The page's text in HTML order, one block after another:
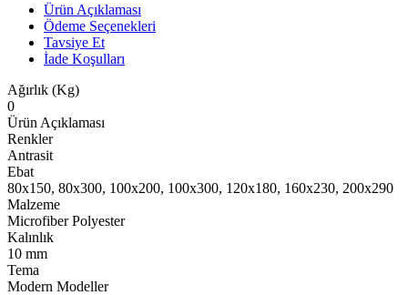
Ürün Açıklaması
Ödeme Seçenekleri
Tavsiye Et
İade Koşulları
Ağırlık (Kg)
0
Ürün Açıklaması
Renkler
Antrasit
Ebat
80x150, 80x300, 100x200, 100x300, 120x180, 160x230, 200x290
Malzeme
Microfiber Polyester
Kalınlık
10 mm
Tema
Modern Modeller